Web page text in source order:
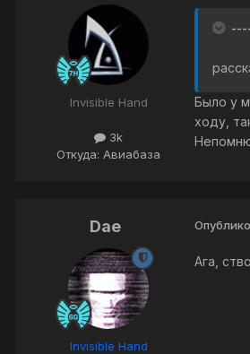
Invisible Hand
3k
Откуда: Авиабаза
Было у
ходу,
Dae
Invisible Hand
Ага,